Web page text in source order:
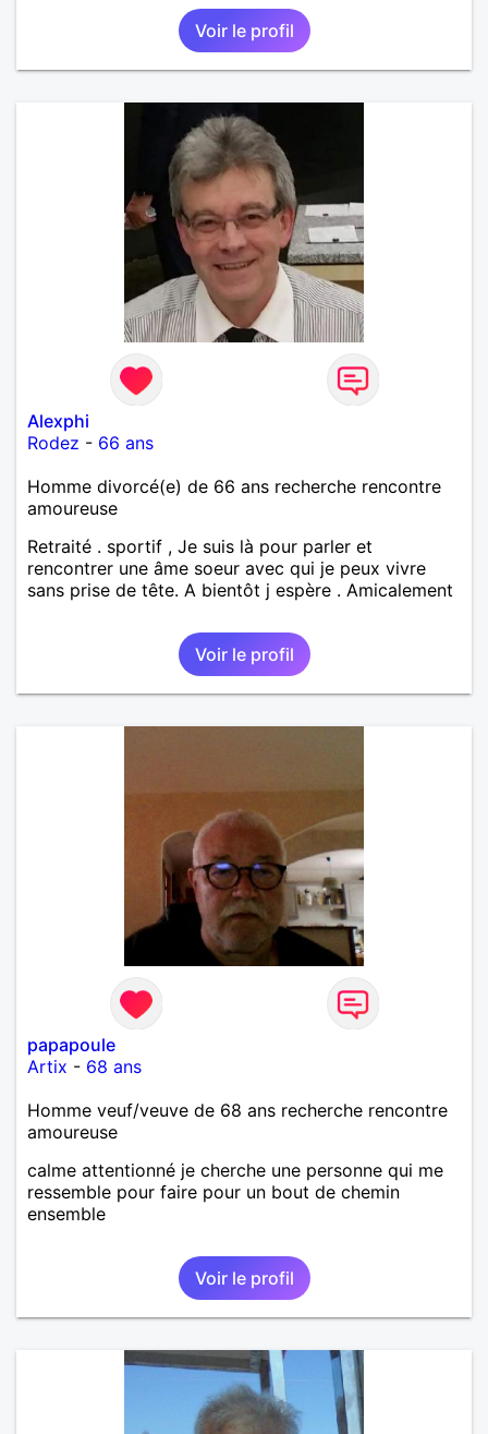
Voir le profil
Alexphi
Rodez - 66 ans
Homme divorcé(e) de 66 ans recherche rencontre
amoureuse
Retraité . sportif , Je suis là pour parler et
rencontrer une âme soeur avec qui je peux vivre
sans prise de tête. A bientôt j espère . Amicalement
Voir le profil
papapoule
Artix - 68 ans
Homme veuf/veuve de 68 ans recherche rencontre
amoureuse
calme attentionné je cherche une personne qui me
ressemble pour faire pour un bout de chemin
ensemble
Voir le profil